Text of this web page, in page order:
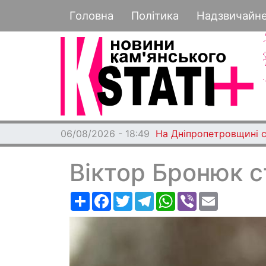
Основная навигация
Головна Політика
06/08/2026 - 18:49 На Дніпропетровщині
Віктор Бронюк
РесурсFacebook
TwitterTelegramWhatsApp
Viber